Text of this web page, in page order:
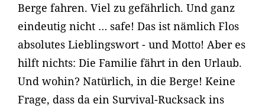
Berge fahren. Viel zu gefährlich. Und ganz
eindeutig nicht … safe! Das ist nämlich Flos
absolutes Lieblingswort - und Motto! Aber es
hilft nichts: Die Familie fährt in den Urlaub.
Und wohin? Natürlich, in die Berge! Keine
Frage, dass da ein Survival-Rucksack ins